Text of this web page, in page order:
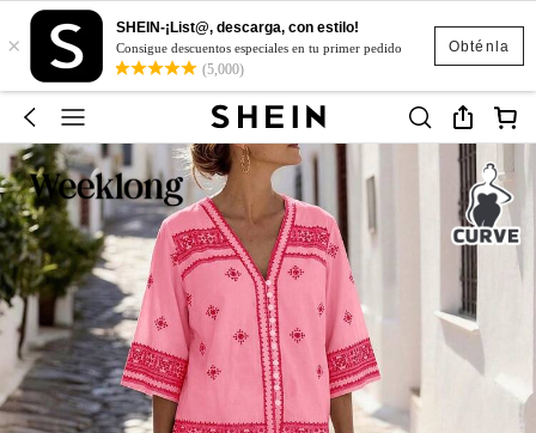
Obténla
×
SHEIN-¡List@, descarga, con estilo!
Consigue descuentos especiales en tu primer pedido
(5,000)